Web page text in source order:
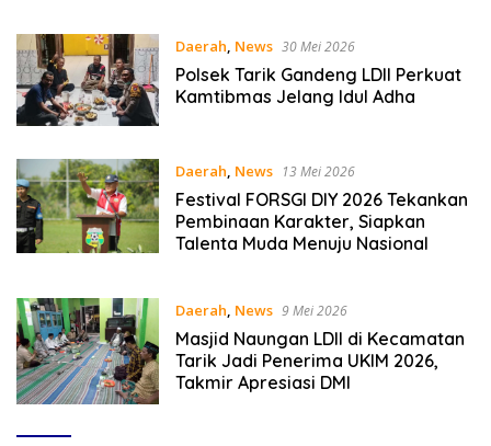
Daerah, News 30 Mei 2026
Polsek Tarik Gandeng LDII Perkuat
Kamtibmas Jelang Idul Adha
Daerah, News 13 Mei 2026
Festival FORSGI DIY 2026 Tekankan
Pembinaan Karakter, Siapkan
Talenta Muda Menuju Nasional
Daerah, News 9 Mei 2026
Masjid Naungan LDII di Kecamatan
Tarik Jadi Penerima UKIM 2026,
Takmir Apresiasi DMI